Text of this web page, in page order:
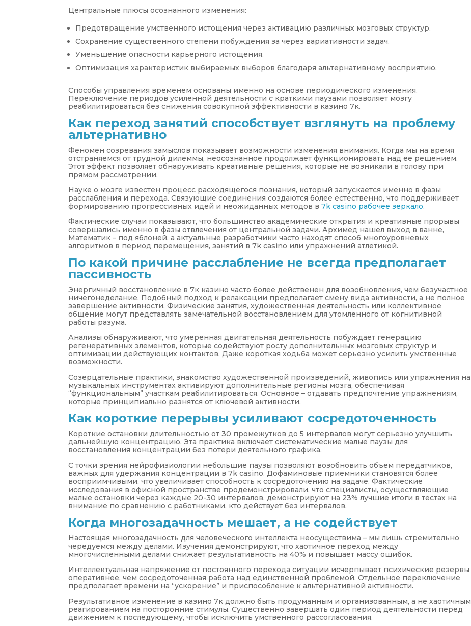
Центральные плюсы осознанного изменения:
Предотвращение умственного истощения через активацию различных мозговых структур.
Сохранение существенного степени побуждения за через вариативности задач.
Уменьшение опасности карьерного истощения.
Оптимизация характеристик выбираемых выборов благодаря альтернативному восприятию.
Способы управления временем основаны именно на основе периодического изменения.
Переключение периодов усиленной деятельности с краткими паузами позволяет мозгу
реабилитироваться без снижения совокупной эффективности в казино 7к.
Как переход занятий способствует взглянуть на проблему
альтернативно
Феномен созревания замыслов показывает возможности изменения внимания. Когда мы на время
отстраняемся от трудной дилеммы, неосознанное продолжает функционировать над ее решением.
Этот эффект позволяет обнаруживать креативные решения, которые не возникали в голову при
прямом рассмотрении.
Науке о мозге известен процесс расходящегося познания, который запускается именно в фазы
расслабления и перехода. Связующие соединения создаются более естественно, что поддерживает
формированию прогрессивных идей и неожиданных методов в7k casino рабочее зеркало.
Фактические случаи показывают, что большинство академические открытия и креативные прорывы
совершались именно в фазы отвлечения от центральной задачи. Архимед нашел выход в ванне,
Математик – под яблоней, а актуальные разработчики часто находят способ многоуровневых
алгоритмов в период перемещения, занятий в 7k casino или упражнений атлетикой.
По какой причине расслабление не всегда предполагает
пассивность
Энергичный восстановление в 7к казино часто более действенен для возобновления, чем безучастное
ничегонеделание. Подобный подход к релаксации предполагает смену вида активности, а не полное
завершение активности. Физические занятия, художественная деятельность или коллективное
общение могут представлять замечательной восстановлением для утомленного от когнитивной
работы разума.
Анализы обнаруживают, что умеренная двигательная деятельность побуждает генерацию
регенеративных элементов, которые содействуют росту дополнительных мозговых структур и
оптимизации действующих контактов. Даже короткая ходьба может серьезно усилить умственные
возможности.
Созерцательные практики, знакомство художественной произведений, живопись или упражнения на
музыкальных инструментах активируют дополнительные регионы мозга, обеспечивая
“функциональным” участкам реабилитироваться. Основное – отдавать предпочтение упражнениям,
которые принципиально разнятся от ключевой активности.
Как короткие перерывы усиливают сосредоточенность
Короткие остановки длительностью от 30 промежутков до 5 интервалов могут серьезно улучшить
дальнейшую концентрацию. Эта практика включает систематические малые паузы для
восстановления концентрации без потери деятельного графика.
С точки зрения нейрофизиологии небольшие паузы позволяют возобновить объем передатчиков,
важных для удержания концентрации в 7k casino. Дофаминовые приемники становятся более
восприимчивыми, что увеличивает способность к сосредоточению на задаче. Фактические
исследования в офисной пространстве продемонстрировали, что специалисты, осуществляющие
малые остановки через каждые 20-30 интервалов, демонстрируют на 23% лучшие итоги в тестах на
внимание по сравнению с работниками, кто действует без интервалов.
Когда многозадачность мешает, а не содействует
Настоящая многозадачность для человеческого интеллекта неосуществима – мы лишь стремительно
чередуемся между делами. Изучения демонстрируют, что хаотичное переход между
многочисленными делами снижает результативность на 40% и повышает массу ошибок.
Интеллектуальная напряжение от постоянного перехода ситуации исчерпывает психические резервы
оперативнее, чем сосредоточенная работа над единственной проблемой. Отдельное переключение
предполагает времени на “ускорение” и приспособление к альтернативной активности.
Результативное изменение в казино 7к должно быть продуманным и организованным, а не хаотичным
реагированием на посторонние стимулы. Существенно завершать один период деятельности перед
движением к последующему, чтобы исключить умственного рассогласования.